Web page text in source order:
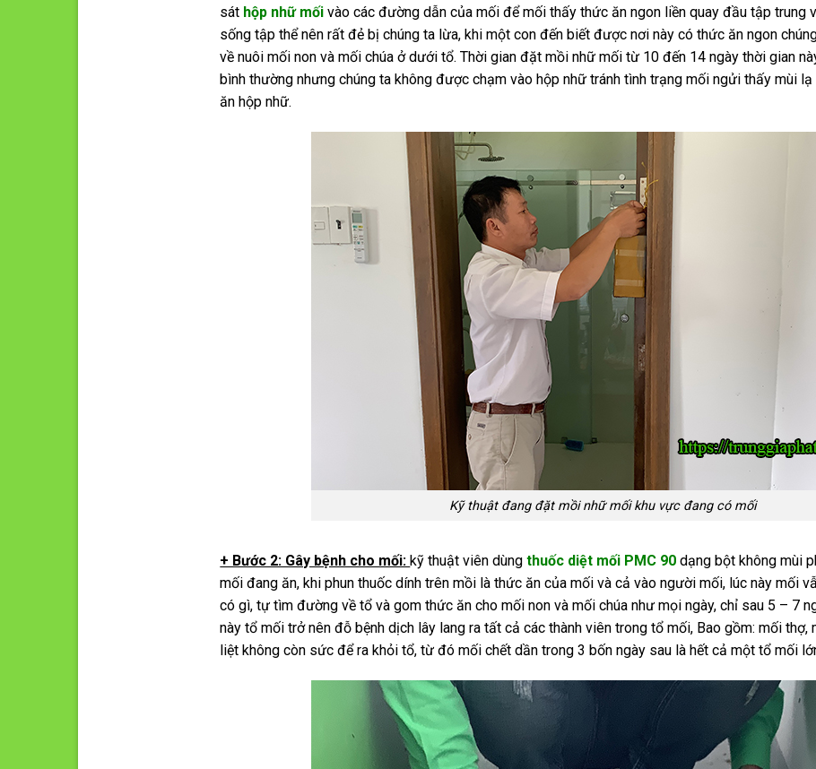
sát hộp nhữ mối vào các đường dẫn của mối để mối thấy thức ăn ngon liền quay đầu tập trung
sống tập thể nên rất đẻ bị chúng ta lừa, khi một con đến biết được nơi này có thức ăn ngon
về nuôi mối non và mối chúa ở dưới tổ. Thời gian đặt mồi nhữ mối từ 10 đến 14 ngày thời gian
bình thường nhưng chúng ta không được chạm vào hộp nhữ tránh tình trạng mối ngửi thấy mùi
ăn hộp nhữ.
Kỹ thuật đang đặt mồi nhữ mối khu vực đang có mối
+ Bước 2: Gây bệnh cho mối: kỹ thuật viên dùngthuốc diệt mối PMC 90 dạng bột không mùi
mối đang ăn, khi phun thuốc dính trên mồi là thức ăn của mối và cả vào người mối, lúc này mối
có gì, tự tìm đường về tổ và gom thức ăn cho mối non và mối chúa như mọi ngày, chỉ sau 5 – 7
này tổ mối trở nên đỗ bệnh dịch lây lang ra tất cả các thành viên trong tổ mối, Bao gồm: mối thợ,
liệt không còn sức để ra khỏi tổ, từ đó mối chết dần trong 3 bốn ngày sau là hết cả một tổ mối